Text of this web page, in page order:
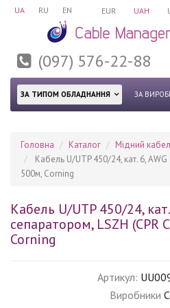
UA RU EN EUR UAH
(097) 576-22-88
ЗА ТИПОМ ОБЛАДНАННЯ ЗА
Головна Каталог Мідний
Кабель U/UTP 450/24, кат. 6, AWG
500м, Corning
Кабель U/UTP 450/24,
сепаратором, LSZH (CPR
Corning
Артикул:
Виробники